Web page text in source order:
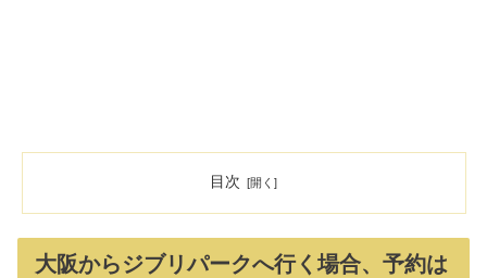
目次
大阪からジブリパークへ行く場合、予約は